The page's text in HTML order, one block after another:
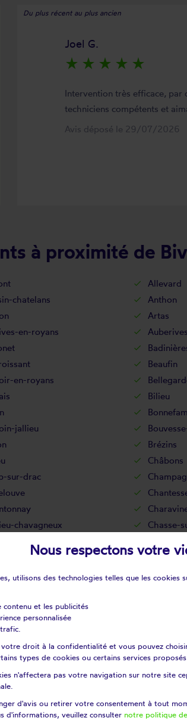
Du plus récent au plus ancien
Joel G.
star_rate star_rate star_rate star_rate star_rate
Intervention très efficace, par
techniciens compétents et
Avis déposé le 29/07/2026
à proximité de
Allevard
chatelans Anthon
Artas
en-royans
Beaufin
en-royans
Bilieu
jallieu
Brézins
Châbons
sur-drac
chavagneux Chasse-
Chirens
en-haut-oisans
les-gorges
en-vercors Coublevie
Crémieu
Dolomieu
Eclose
Nous respectons votre
utilisons des technologies telles que les cookies
contenu et les publicités
personnalisée
votre droit à la confidentialité et vous pouvez
types de cookies ou certains services
n'affectera pas votre navigation sur notre site
d'avis ou retirer votre consentement à tout
d'informations, veuillez consulter notre politique